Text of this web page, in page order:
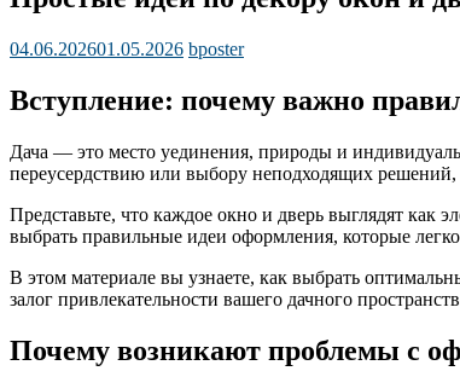
04.06.202601.05.2026 bposter
Вступление: почему важно
Дача — это место уединения, природы и
переусердствию или выбору неподходящих
Представьте, что каждое окно и дверь выглядят как
выбрать правильные идеи оформления, которые
В этом материале вы узнаете, как выбрать
залог привлекательности вашего дачного
Почему возникают проблемы с